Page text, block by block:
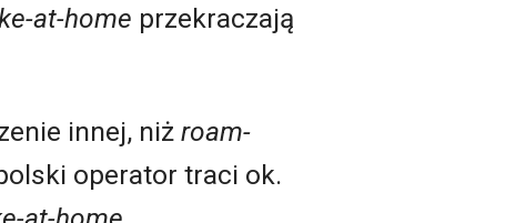
at-home przekraczają
innej, niż roam-
operator traci ok.